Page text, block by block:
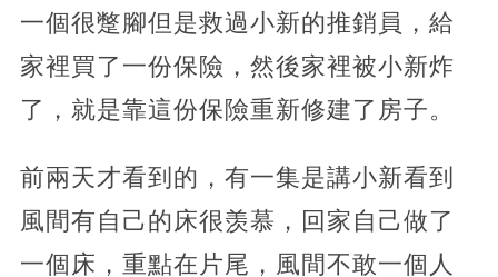
一個很蹩腳但是救過小新的推銷員，給
家裡買了一份保險，然後家裡被小新炸
了，就是靠這份保險重新修建了房子。
前兩天才看到的，有一集是講小新看到
風間有自己的床很羡慕，回家自己做了
一個床，重點在片尾，風間不敢一個人